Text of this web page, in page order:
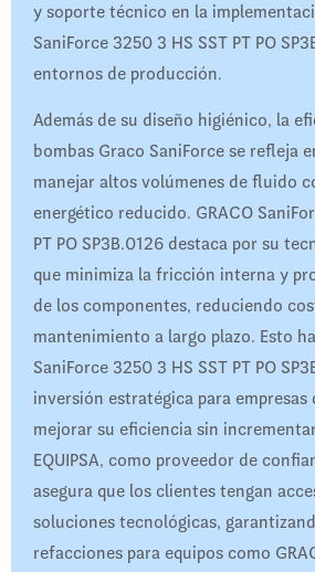
y soporte técnico en la
SaniForce 3250 3 HS SST PT PO
entornos de producción.
Además de su diseño higiénico, la
bombas Graco SaniForce se refleja
manejar altos volúmenes de fluido
energético reducido. GRACO
PT PO SP3B.0126 destaca por su
que minimiza la fricción interna y
de los componentes, reduciendo
mantenimiento a largo plazo. Esto
SaniForce 3250 3 HS SST PT PO
inversión estratégica para empresas
mejorar su eficiencia sin
EQUIPSA, como proveedor de
asegura que los clientes tengan
soluciones tecnológicas,
refacciones para equipos como